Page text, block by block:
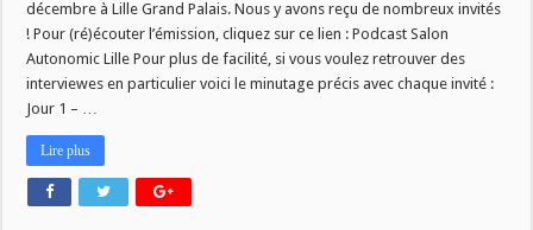
décembre à Lille Grand Palais. Nous y avons reçu de nombreux invités
! Pour (ré)écouter l’émission, cliquez sur ce lien : Podcast Salon
Autonomic Lille Pour plus de facilité, si vous voulez retrouver des
interviewes en particulier voici le minutage précis avec chaque invité :
Jour 1 – …
Lire plus